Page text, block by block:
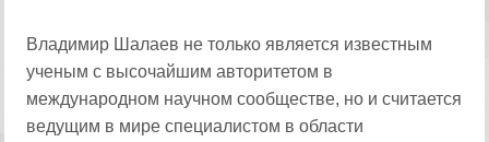
Владимир Шалаев не только является известным
ученым с высочайшим авторитетом в
международном научном сообществе, но и считается
ведущим в мире специалистом в области